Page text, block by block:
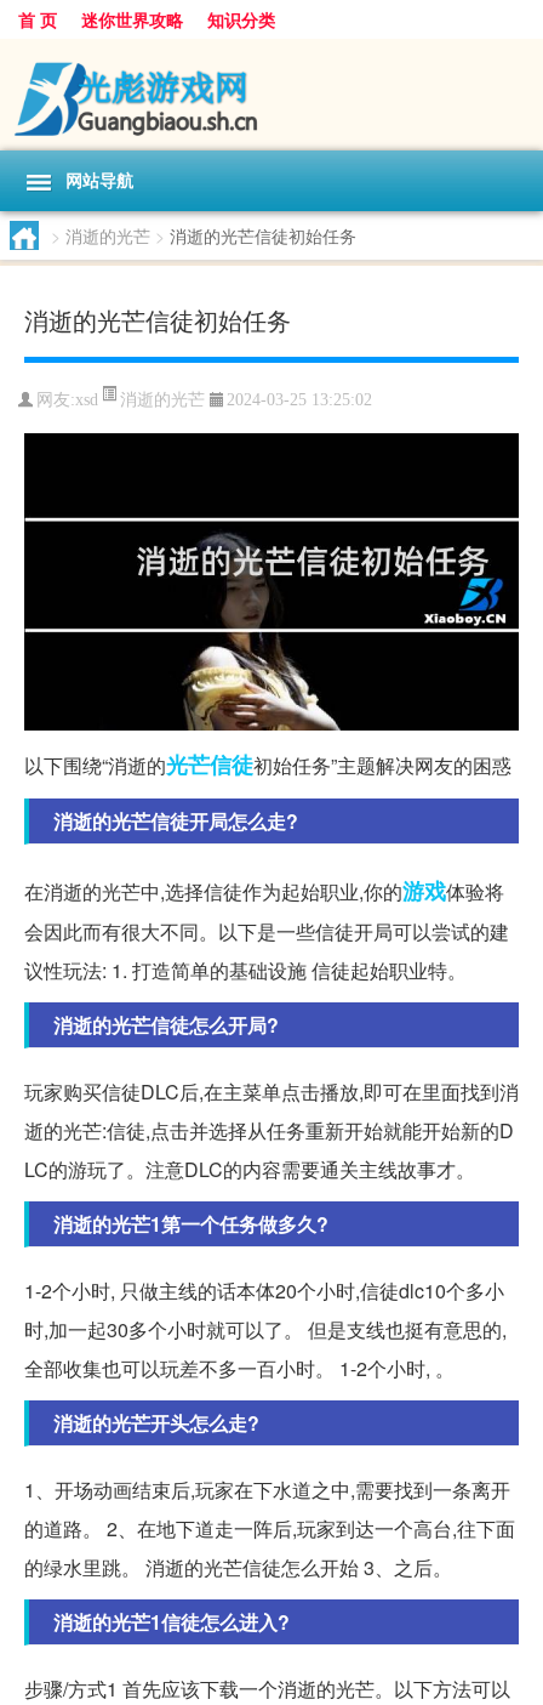
首 页 迷你世界攻略 知识分类
网站导航
> 消逝的光芒 > 消逝的光芒信徒初始任务
消逝的光芒信徒初始任务
网友:xsd 消逝的光芒 2024-03-25 13:25:02
以下围绕“消逝的光芒信徒初始任务”主题解决网友的困惑
消逝的光芒信徒开局怎么走?
在消逝的光芒中,选择信徒作为起始职业,你的游戏体验将
会因此而有很大不同。以下是一些信徒开局可以尝试的建
议性玩法: 1. 打造简单的基础设施 信徒起始职业特。
消逝的光芒信徒怎么开局?
玩家购买信徒DLC后,在主菜单点击播放,即可在里面找到消
逝的光芒:信徒,点击并选择从任务重新开始就能开始新的D
LC的游玩了。注意DLC的内容需要通关主线故事才。
消逝的光芒1第一个任务做多久?
1-2个小时, 只做主线的话本体20个小时,信徒dlc10个多小
时,加一起30多个小时就可以了。 但是支线也挺有意思的,
全部收集也可以玩差不多一百小时。 1-2个小时, 。
消逝的光芒开头怎么走?
1、开场动画结束后,玩家在下水道之中,需要找到一条离开
的道路。 2、在地下道走一阵后,玩家到达一个高台,往下面
的绿水里跳。 消逝的光芒信徒怎么开始 3、之后。
消逝的光芒1信徒怎么进入?
步骤/方式1 首先应该下载一个消逝的光芒。以下方法可以